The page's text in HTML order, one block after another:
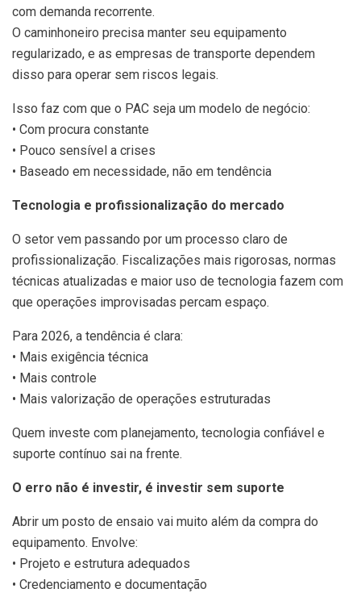
com demanda recorrente.
O caminhoneiro precisa manter seu equipamento
regularizado, e as empresas de transporte dependem
disso para operar sem riscos legais.
Isso faz com que o PAC seja um modelo de negócio:
• Com procura constante
• Pouco sensível a crises
• Baseado em necessidade, não em tendência
Tecnologia e profissionalização do mercado
O setor vem passando por um processo claro de
profissionalização. Fiscalizações mais rigorosas, normas
técnicas atualizadas e maior uso de tecnologia fazem com
que operações improvisadas percam espaço.
Para 2026, a tendência é clara:
• Mais exigência técnica
• Mais controle
• Mais valorização de operações estruturadas
Quem investe com planejamento, tecnologia confiável e
suporte contínuo sai na frente.
O erro não é investir, é investir sem suporte
Abrir um posto de ensaio vai muito além da compra do
equipamento. Envolve:
• Projeto e estrutura adequados
• Credenciamento e documentação